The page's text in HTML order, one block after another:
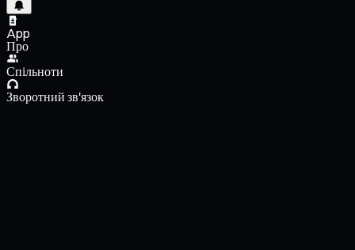
App
Про
Спільноти
Зворотний зв'язок